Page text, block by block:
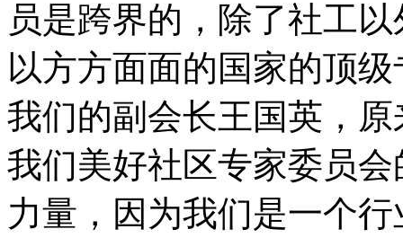
员是跨界的，除了社工
以方方面面的国家的顶
我们的副会长王国英，
我们美好社区专家委员
力量，因为我们是一个